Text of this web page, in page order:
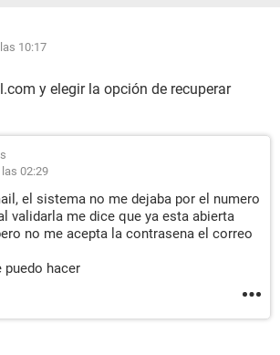
10:17
y elegir la opción de recuperar
02:29
el sistema no me dejaba por el numero
validarla me dice que ya esta abierta
no me acepta la contrasena el correo
puedo hacer